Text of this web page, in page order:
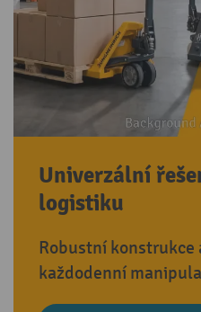
Univerzální
logistiku
Robustní konstrukce
každodenní